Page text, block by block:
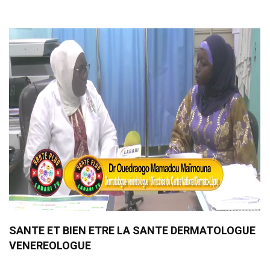
SANTE ET BIEN ETRE LA SANTE DERMATOLOGUE
VENEREOLOGUE